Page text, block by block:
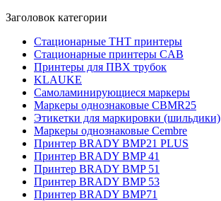
Заголовок категории
Стационарные THT принтеры
Стационарные принтеры CAB
Принтеры для ПВХ трубок
KLAUKE
Самоламинирующиеся маркеры
Маркеры однознаковые CBMR25
Этикетки для маркировки (шильдики)
Маркеры однознаковые Cembre
Принтер BRADY BMP21 PLUS
Принтер BRADY BMP 41
Принтер BRADY BMP 51
Принтер BRADY BMP 53
Принтер BRADY BMP71